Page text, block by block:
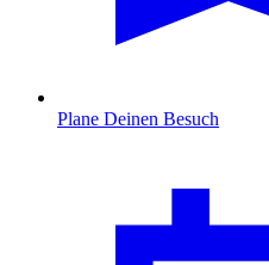
Plane Deinen Besuch